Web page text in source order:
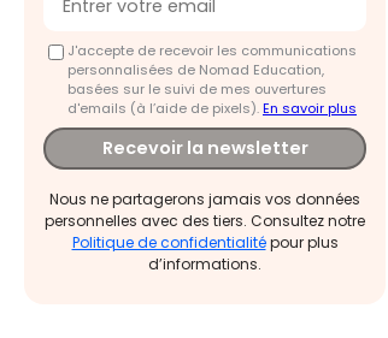
J'accepte de recevoir les communications
personnalisées de Nomad Education,
basées sur le suivi de mes ouvertures
d'emails (à l’aide de pixels).En savoir plus
Recevoir la newsletter
Nous ne partagerons jamais vos données
personnelles avec des tiers. Consultez notre
Politique de confidentialitépour plus
d’informations.